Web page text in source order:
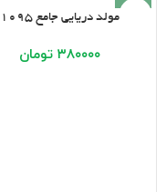
مولد دریایی جامع 1095
۳۸۰۰۰۰ تومان